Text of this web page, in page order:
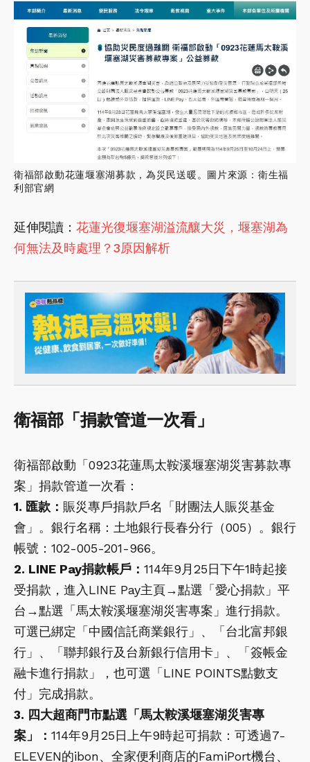
衛福部啟動花蓮堰塞湖募款，為災民送暖。圖片來源：衛生福
利部官網
延伸閱讀： 花蓮光復堰塞湖溢流釀大災，堰塞湖為
何無法及時處理？3原因解析
衛福部「捐款管道一次看」
衛福部啟動「0923花蓮馬太鞍溪堰塞湖災害募款專
案」捐款管道一次看：
1. 匯款： 賑災專戶捐款戶名「財團法人賑災基金
會」。銀行名稱：土地銀行長春分行（005）。銀行
帳號：102-005-201-966。
2. LINE Pay捐款帳戶： 114年9月25日下午1時起接
受捐款，進入LINE Pay主頁→點選「愛心捐款」平
台→點選「馬太鞍溪堰塞湖災害專案」進行捐款。
可選已綁定「中國信託商業銀行」、「台北富邦銀
行」、「聯邦銀行及台新銀行信用卡」、「簽帳金
融卡進行捐款」，也可選「LINE POINTS點數支
付」完成捐款。
3. 四大超商門市點選「馬太鞍溪堰塞湖災害專
案」： 114年9月25日上午9時起可捐款：可透過7-
ELEVEN的ibon、全家便利商店的FamiPort機台、